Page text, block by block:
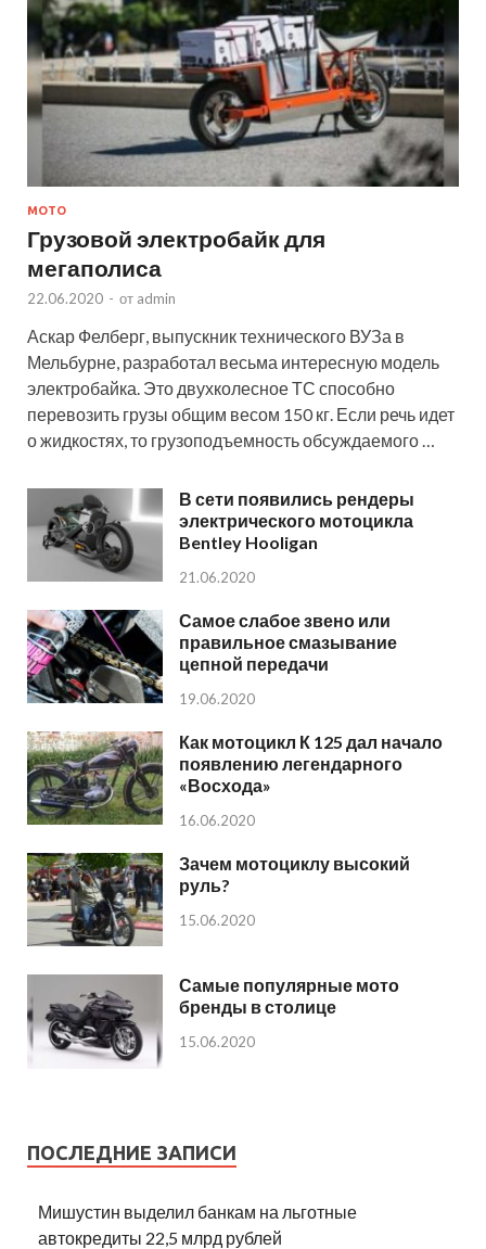
МОТО
Грузовой электробайк для
мегаполиса
22.06.2020 - от admin
Аскар Фелберг, выпускник технического ВУЗа в
Мельбурне, разработал весьма интересную модель
электробайка. Это двухколесное ТС способно
перевозить грузы общим весом 150 кг. Если речь идет
о жидкостях, то грузоподъемность обсуждаемого …
В сети появились рендеры
электрического мотоцикла
Bentley Hooligan
21.06.2020
Самое слабое звено или
правильное смазывание
цепной передачи
19.06.2020
Как мотоцикл К 125 дал начало
появлению легендарного
«Восхода»
16.06.2020
Зачем мотоциклу высокий
руль?
15.06.2020
Самые популярные мото
бренды в столице
15.06.2020
ПОСЛЕДНИЕ ЗАПИСИ
Мишустин выделил банкам на льготные
автокредиты 22,5 млрд рублей